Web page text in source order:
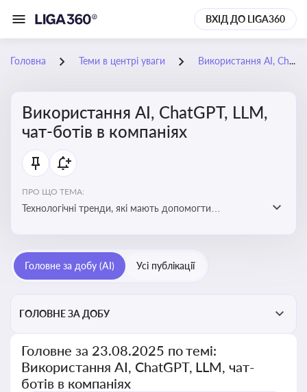
ВХІД ДО LIGA360
Головна Теми в центрі уваги Використання AI, ChatGPT, LLM, чат-ботів в компаніях
Використання AI, ChatGPT, LLM,
чат-ботів в компаніях
ПРО ЩО ТЕМА:
Технологічні тренди, які мають допомогти
ефективність і знизити витрати компаній
Головне за добу (AI) Усі публікації
ГОЛОВНЕ ЗА ДОБУ
Головне за 23.08.2025 по темі:
Використання AI, ChatGPT, LLM, чат-
ботів в компаніях